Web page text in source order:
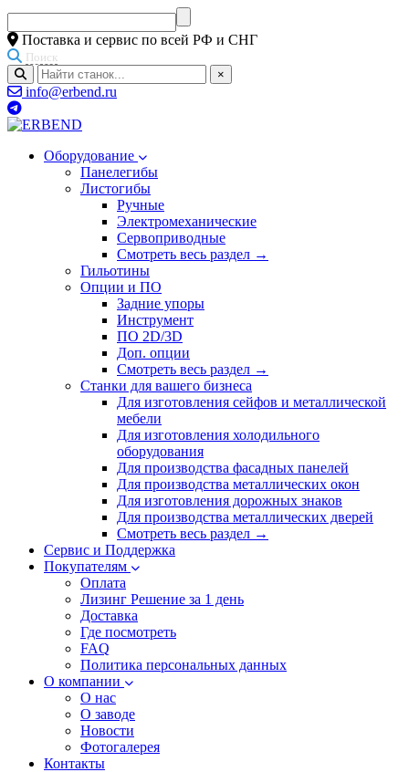
Поставка и сервис по всей РФ и СНГ
Поиск
×
info@erbend.ru
Оборудование
Панелегибы
Листогибы
Ручные
Электромеханические
Сервоприводные
Смотреть весь раздел →
Гильотины
Опции и ПО
Задние упоры
Инструмент
ПО 2D/3D
Доп. опции
Смотреть весь раздел →
Станки для вашего бизнеса
Для изготовления сейфов и металлической
мебели
Для изготовления холодильного
оборудования
Для производства фасадных панелей
Для производства металлических окон
Для изготовления дорожных знаков
Для производства металлических дверей
Смотреть весь раздел →
Сервис и Поддержка
Покупателям
Оплата
Лизинг Решение за 1 день
Доставка
Где посмотреть
FAQ
Политика персональных данных
О компании
О нас
О заводе
Новости
Фотогалерея
Контакты